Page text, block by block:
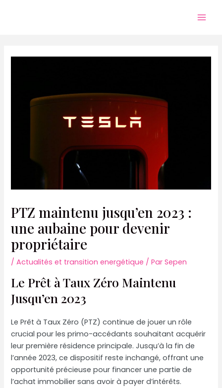
PTZ maintenu jusqu’en 2023 :
une aubaine pour devenir
propriétaire
/Actualités et transition energétique / ParSepen
Le Prêt à Taux Zéro Maintenu
Jusqu’en 2023
Le Prêt à Taux Zéro (PTZ) continue de jouer un rôle
crucial pour les primo-accédants souhaitant acquérir
leur première résidence principale. Jusqu’à la fin de
l’année 2023, ce dispositif reste inchangé, offrant une
opportunité précieuse pour financer une partie de
l’achat immobilier sans avoir à payer d’intérêts.